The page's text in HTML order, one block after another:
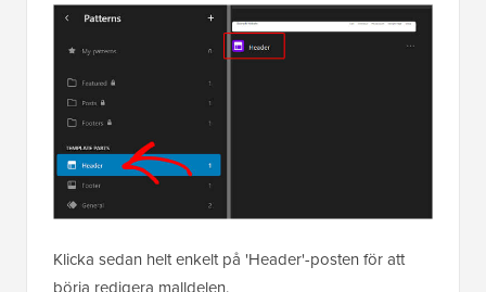
Klicka sedan helt enkelt på 'Header'-posten för att